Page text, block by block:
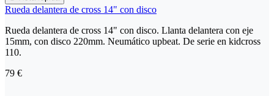
Rueda delantera de cross 14" con disco
Rueda delantera de cross 14" con disco. Llanta delantera con eje
15mm, con disco 220mm. Neumático upbeat. De serie en kidcross
110.
79 €